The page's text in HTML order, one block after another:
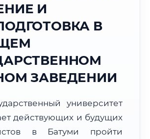
2026 г.
в г. Батуми:☁️ +24°C ,Пасмурно
06:16
г. Батуми
6000–6010
UTC+4
И
В
ЗАВЕДЕНИИ
университет
действующих и будущих
в Батуми пройти